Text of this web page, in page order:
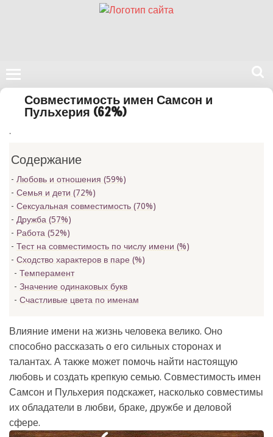
Поиск
сайте
Совместимость имен Самсон и
Пульхерия (62%)
.
Содержание
Любовь и отношения (59%)
Семья и дети (72%)
Сексуальная совместимость (70%)
Дружба (57%)
Работа (52%)
Тест на совместимость по числу имени (%)
Сходство характеров в паре (%)
Темперамент
Значение одинаковых букв
Счастливые цвета по именам
Влияние имени на жизнь человека велико. Оно
способно рассказать о его сильных сторонах и
талантах. А также может помочь найти настоящую
любовь и создать крепкую семью. Совместимость имен
Самсон и Пульхерия подскажет, насколько совместимы
их обладатели в любви, браке, дружбе и деловой
сфере.